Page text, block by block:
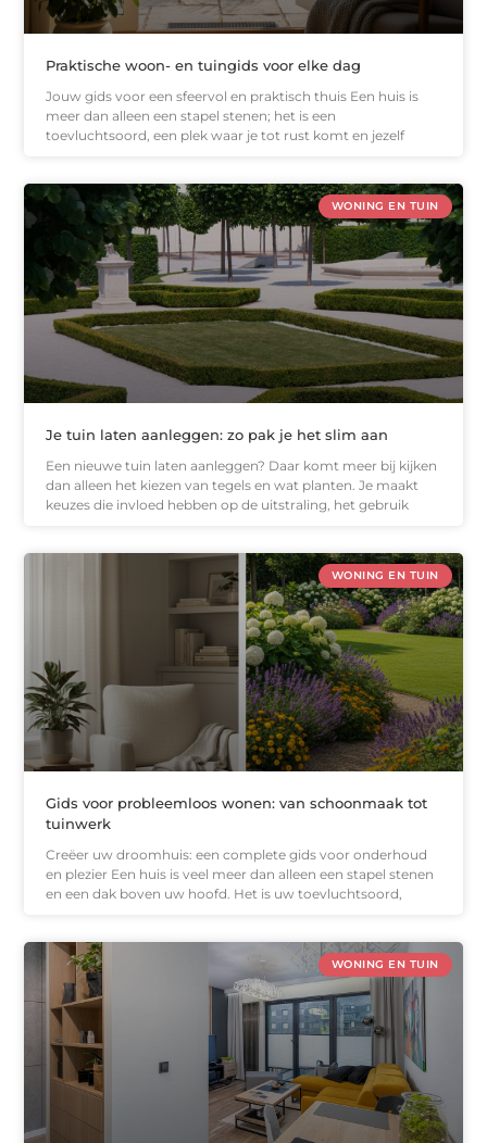
Praktische woon- en tuingids voor elke dag
Jouw gids voor een sfeervol en praktisch thuis Een huis is
meer dan alleen een stapel stenen; het is een
toevluchtsoord, een plek waar je tot rust komt en jezelf
WONING EN TUIN
Je tuin laten aanleggen: zo pak je het slim aan
Een nieuwe tuin laten aanleggen? Daar komt meer bij kijken
dan alleen het kiezen van tegels en wat planten. Je maakt
keuzes die invloed hebben op de uitstraling, het gebruik
WONING EN TUIN
Gids voor probleemloos wonen: van schoonmaak tot
tuinwerk
Creëer uw droomhuis: een complete gids voor onderhoud
en plezier Een huis is veel meer dan alleen een stapel stenen
en een dak boven uw hoofd. Het is uw toevluchtsoord,
WONING EN TUIN